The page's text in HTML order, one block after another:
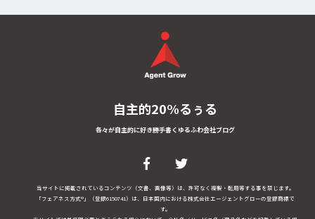
自主的20%るぅる
各々が自主的に好き勝手書くゆるふわ会社ブログ
当サイトに掲載されているコンテンツ（文書、画像等）は、許可なく複製・転用等する事を禁じます。
「フェアネス方式®」（登録6150741）は、日本国内における株式会社エージェントグローの登録商標で
す。